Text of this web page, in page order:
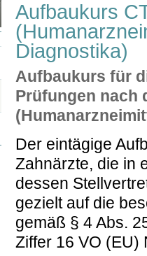
Aufbaukurs
Diagnostika)
Aufbaukurs für
Prüfungen nach
Der eintägige
Zahnärzte, die in
dessen
gezielt auf die
gemäß § 4 Abs.
Ziffer 16 VO (EU)